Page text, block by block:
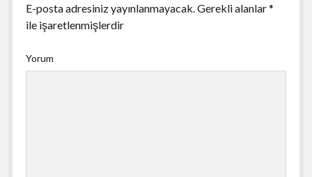
E-posta adresiniz yayınlanmayacak.Gerekli alanlar*
ile işaretlenmişlerdir
Yorum